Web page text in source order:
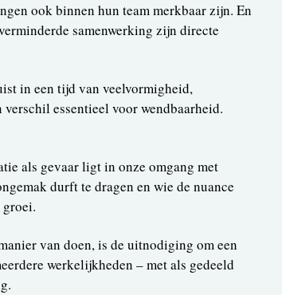
ook binnen hun team merkbaar zijn. En
samenwerking zijn directe
in een tijd van veelvormigheid,
essentieel voor wendbaarheid.
als gevaar ligt in onze omgang met
durft te dragen en wie de nuance
van doen, is de uitnodiging om een
werkelijkheden – met als gedeeld